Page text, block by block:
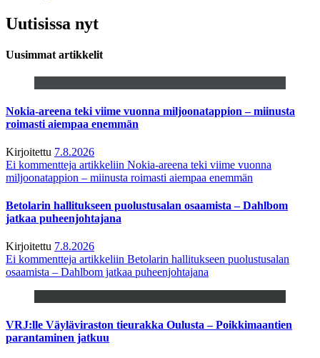
Uutisissa nyt
Uusimmat artikkelit
Nokia-areena teki viime vuonna miljoonatappion – miinusta
roimasti aiempaa enemmän
Kirjoitettu 7.8.2026
Ei kommentteja artikkeliin Nokia-areena teki viime vuonna
miljoonatappion – miinusta roimasti aiempaa enemmän
Betolarin hallitukseen puolustusalan osaamista – Dahlbom
jatkaa puheenjohtajana
Kirjoitettu 7.8.2026
Ei kommentteja artikkeliin Betolarin hallitukseen puolustusalan
osaamista – Dahlbom jatkaa puheenjohtajana
VRJ:lle Väyläviraston tieurakka Oulusta – Poikkimaantien
parantaminen jatkuu